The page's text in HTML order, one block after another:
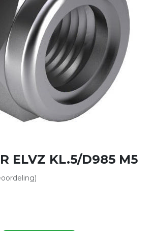
ELVZ KL.5/D985 M5